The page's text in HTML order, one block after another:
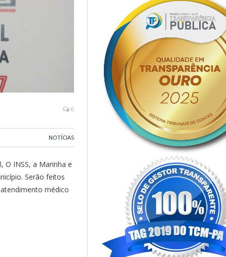
0
NOTÍCIAS
O INSS, a Marinha e
Serão feitos
médico